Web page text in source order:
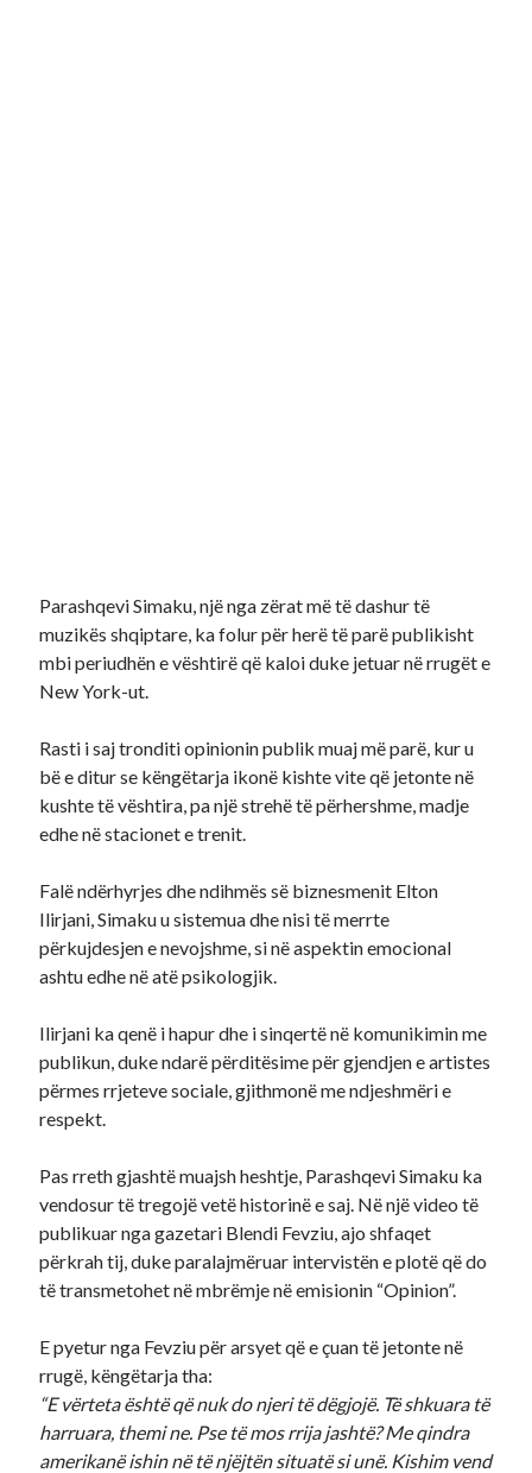
Parashqevi Simaku, një nga zërat më të dashur të
muzikës shqiptare, ka folur për herë të parë publikisht
mbi periudhën e vështirë që kaloi duke jetuar në rrugët e
New York-ut.
Rasti i saj tronditi opinionin publik muaj më parë, kur u
bë e ditur se këngëtarja ikonë kishte vite që jetonte në
kushte të vështira, pa një strehë të përhershme, madje
edhe në stacionet e trenit.
Falë ndërhyrjes dhe ndihmës së biznesmenit Elton
Ilirjani, Simaku u sistemua dhe nisi të merrte
përkujdesjen e nevojshme, si në aspektin emocional
ashtu edhe në atë psikologjik.
Ilirjani ka qenë i hapur dhe i sinqertë në komunikimin me
publikun, duke ndarë përditësime për gjendjen e artistes
përmes rrjeteve sociale, gjithmonë me ndjeshmëri e
respekt.
Pas rreth gjashtë muajsh heshtje, Parashqevi Simaku ka
vendosur të tregojë vetë historinë e saj. Në një video të
publikuar nga gazetari Blendi Fevziu, ajo shfaqet
përkrah tij, duke paralajmëruar intervistën e plotë që do
të transmetohet në mbrëmje në emisionin “Opinion”.
E pyetur nga Fevziu për arsyet që e çuan të jetonte në
rrugë, këngëtarja tha:
“E vërteta është që nuk do njeri të dëgjojë. Të shkuara të
harruara, themi ne. Pse të mos rrija jashtë? Me qindra
amerikanë ishin në të njëjtën situatë si unë. Kishim vend